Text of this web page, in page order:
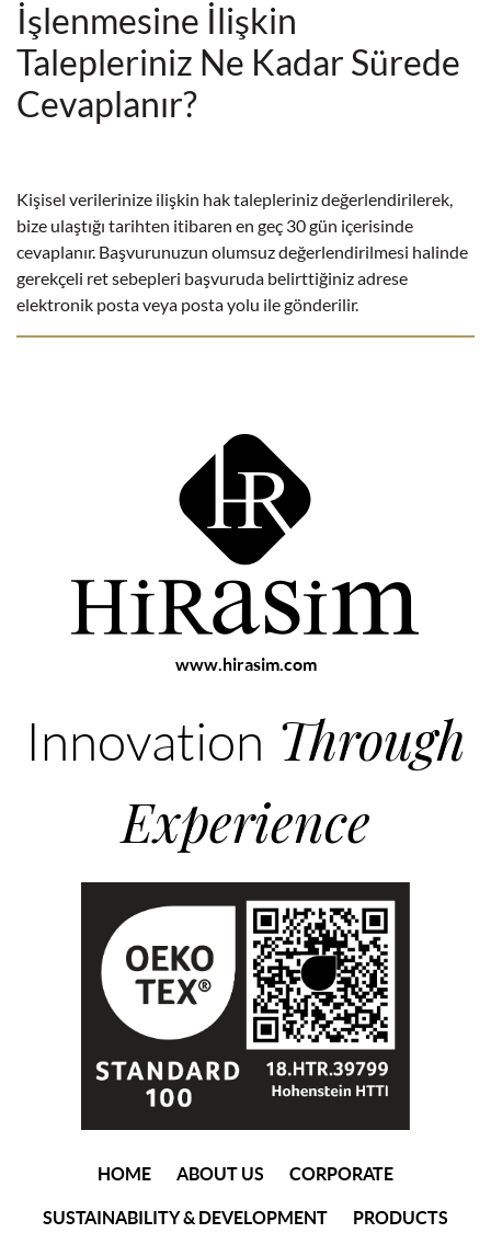
İşlenmesine İlişkin
Talepleriniz Ne Kadar Sürede
Cevaplanır?
Kişisel verilerinize ilişkin hak talepleriniz değerlendirilerek,
bize ulaştığı tarihten itibaren en geç 30 gün içerisinde
cevaplanır. Başvurunuzun olumsuz değerlendirilmesi halinde
gerekçeli ret sebepleri başvuruda belirttiğiniz adrese
elektronik posta veya posta yolu ile gönderilir.
www.hirasim.com
Innovation Through
Experience
HOME(current)
ABOUT US CORPORATE
SUSTAINABILITY & DEVELOPMENT PRODUCTS